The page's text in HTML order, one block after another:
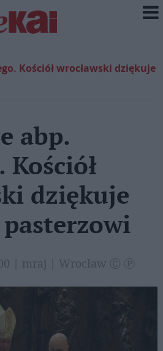
Kościół wrocławski dziękuje
abp.
Kościół
dziękuje
| mraj | Wrocław Ⓒ Ⓟ